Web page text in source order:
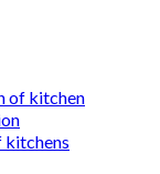
of kitchen